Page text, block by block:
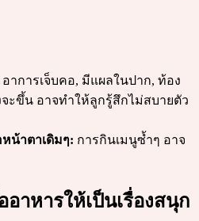
อาการเจ็บคอ, มีแผลในปาก, ท้อง
ะขึ้น อาจทำให้ลูกรู้สึกไม่สบายตัว
น้าตาเดิมๆ: การกินเมนูซ้ำๆ อาจ
าหารให้เป็นเรื่องสนุก